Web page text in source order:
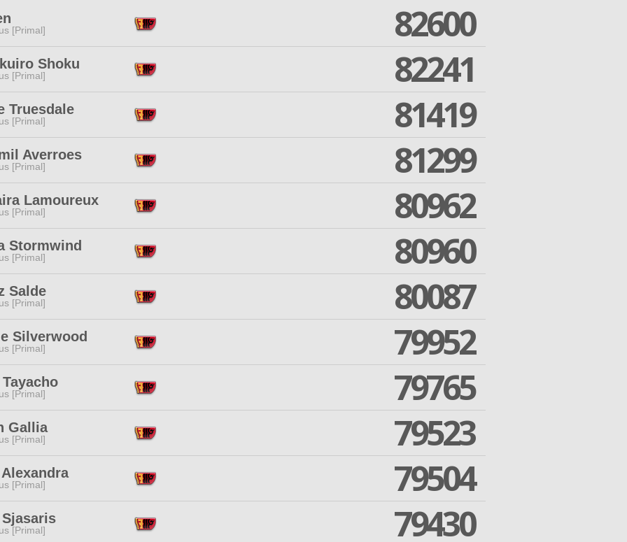
[Primal] 82600
Shoku
[Primal] 82241
Truesdale
[Primal] 81419
Averroes
[Primal] 81299
Lamoureux
[Primal] 80962
Stormwind
[Primal] 80960
Salde
[Primal] 80087
Silverwood
[Primal] 79952
[Primal] 79765
Gallia
[Primal] 79523
[Primal] 79504
[Primal] 79430